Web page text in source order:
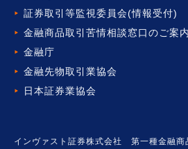
証券取引等監視委員会(情報受付)
金融商品取引苦情相談窓口のご案内
金融庁
金融先物取引業協会
日本証券業協会
インヴァスト証券株式会社 第一種金融